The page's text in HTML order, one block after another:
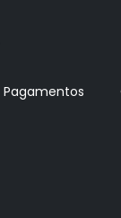
Pagamentos